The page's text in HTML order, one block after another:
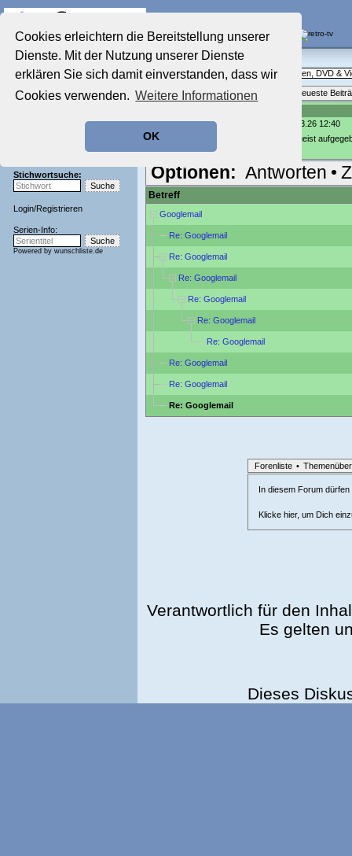
Cookies erleichtern die Bereitstellung unserer
Dienste. Mit der Nutzung unserer Dienste
erklären Sie sich damit einverstanden, dass wir
Cookies verwenden. Weitere Informationen
OK
Startseite
Aktuelles Forum
Film-Forum
Zeichentrick-Forum
Stichwortsuche:
Login/Registrieren
Serien-Info:
Powered by wunschliste.de
Ratgeber Technik
Technische Fragen rund um Fernsehen, DVD &
Themenübersicht • Neues Thema
Neueste
geschrieben von:
, 29.03.26 12:40
Was genau heißt denn eigentlich "den geist
Optionen: Antworten •
Betreff
Googlemail
Re: Googlemail
Re: Googlemail
Re: Googlemail
Re: Googlemail
Re: Googlemail
Re: Googlemail
Re: Googlemail
Re: Googlemail
Re: Googlemail
Forenliste •
In diesem Forum
Klicke hier, um Dich
Verantwortlich für den
Es gelten
Dieses